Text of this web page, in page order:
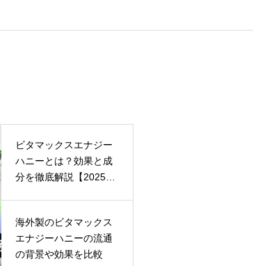
ビタマックスエナジー
ハニーとは？効果と成
分を徹底解説【2025年
海外製のビタマックス
エナジーハニーの流通
の背景や効果を比較